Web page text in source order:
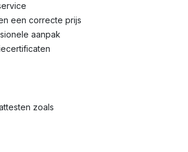
een correcte prijs
aanpak
zoals